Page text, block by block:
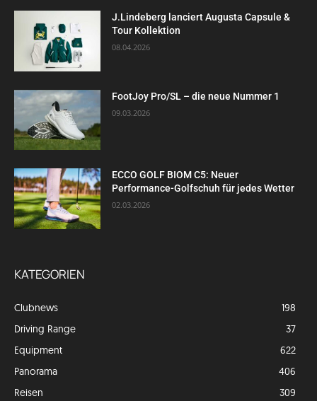
J.Lindeberg lanciert Augusta Capsule &
Tour Kollektion
08.04.2026
FootJoy Pro/SL – die neue Nummer 1
09.03.2026
ECCO GOLF BIOM C5: Neuer
Performance-Golfschuh für jedes Wetter
02.03.2026
KATEGORIEN
Clubnews
198
Driving Range
37
Equipment
622
Panorama
406
Reisen
309